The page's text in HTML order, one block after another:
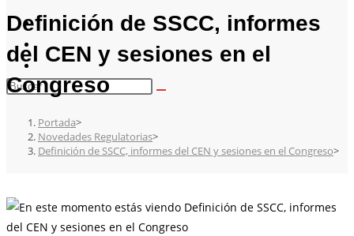
Definición de SSCC, informes
del CEN y sesiones en el
Congreso
Portada>
Novedades Regulatorias>
Definición de SSCC, informes del CEN y sesiones en el Congreso>